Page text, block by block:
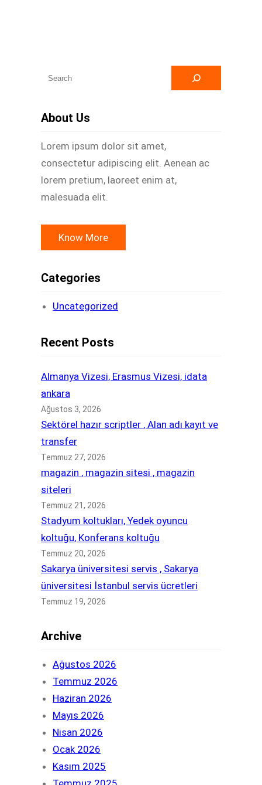
About Us
Lorem ipsum dolor sit amet,
consectetur adipiscing elit. Aenean ac
lorem pretium, laoreet enim at,
malesuada elit.
Know More
Categories
Uncategorized
Recent Posts
Almanya Vizesi, Erasmus Vizesi, idata
ankara
Ağustos 3, 2026
Sektörel hazır scriptler , Alan adı kayıt ve
transfer
Temmuz 27, 2026
magazin , magazin sitesi , magazin
siteleri
Temmuz 21, 2026
Stadyum koltukları, Yedek oyuncu
koltuğu, Konferans koltuğu
Temmuz 20, 2026
Sakarya üniversitesi servis , Sakarya
üniversitesi İstanbul servis ücretleri
Temmuz 19, 2026
Archive
Ağustos 2026
Temmuz 2026
Haziran 2026
Mayıs 2026
Nisan 2026
Ocak 2026
Kasım 2025